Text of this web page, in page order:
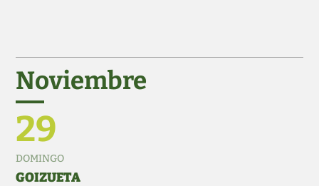
Noviembre
29
DOMINGO
GOIZUETA